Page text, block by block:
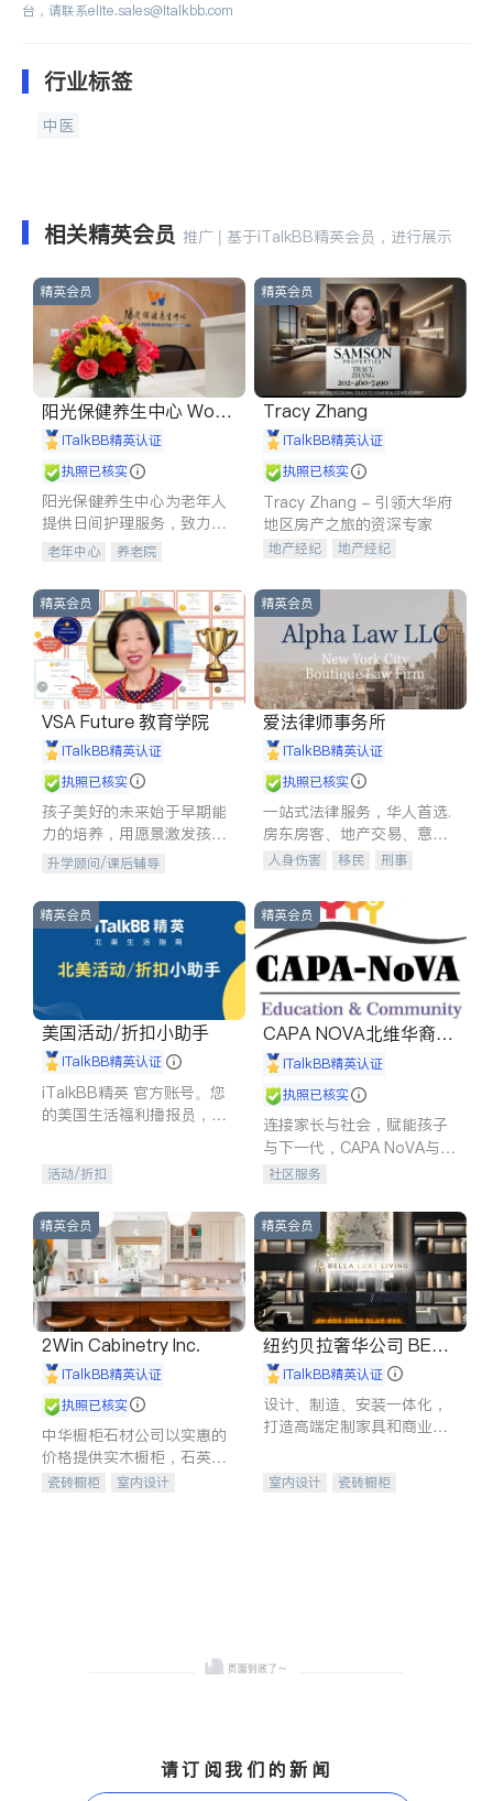
台，请联系elite.sales@italkbb.com
行业标签
中医
相关精英会员 推广 | 基于iTalkBB精英会员，进行展示
精英会员
阳光保健养生中心 World
shine
iTalkBB精英认证
执照已核实
阳光保健养生中心为老年人
提供日间护理服务，致力于
通过持续的护理创新来有效
老年中心 养老院
精英会员
Tracy Zhang
iTalkBB精英认证
执照已核实
Tracy Zhang - 引领大华府
地区房产之旅的资深专家
地产经纪
地产经纪
商铺租售
精英会员
VSA Future 教育学院
iTalkBB精英认证
执照已核实
孩子美好的未来始于早期能
力的培养，用愿景激发孩子
的学习潜力和动力。理念：
拥有成长型心态是成功的基
石。
升学顾问/课后辅导
精英会员
爱法律师事务所
iTalkBB精英认证
执照已核实
一站式法律服务，华人首选.
房东房客、地产交易、意外
伤害、车祸重伤、商业诉
建筑合同、刑事案件全包办
人身伤害 移民
刑事
信托/遗嘱
商业
索赔
律师-其它 保释
精英会员
美国活动/折扣小助手
iTalkBB精英认证
iTalkBB精英 官方账号。您
的美国生活福利播报员，精
专属福利。
活动/折扣
精英会员
CAPA NOVA北维华裔家
长会iTalkBB精英认证
执照已核实
连接家长与社会，赋能孩子
与下一代，CAPA NoVA与您
携手建设包容、公平、充满
社区服务
精英会员
2Win Cabinetry Inc.
iTalkBB精英认证
执照已核实
中华橱柜石材公司以实惠的
价格提供实木橱柜，石英石
台面，多种优质不锈钢水
瓷砖橱柜
室内设计
精英会员
纽约贝拉奢华公司 BELL
A LUXE
iTalkBB精英认证
设计、制造、安装一体化，
打造高端定制家具和商业空
室内设计
瓷砖橱柜
请订阅我们的新闻